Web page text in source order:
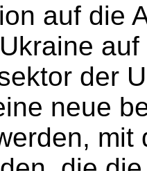
auf die
der
neue
mit